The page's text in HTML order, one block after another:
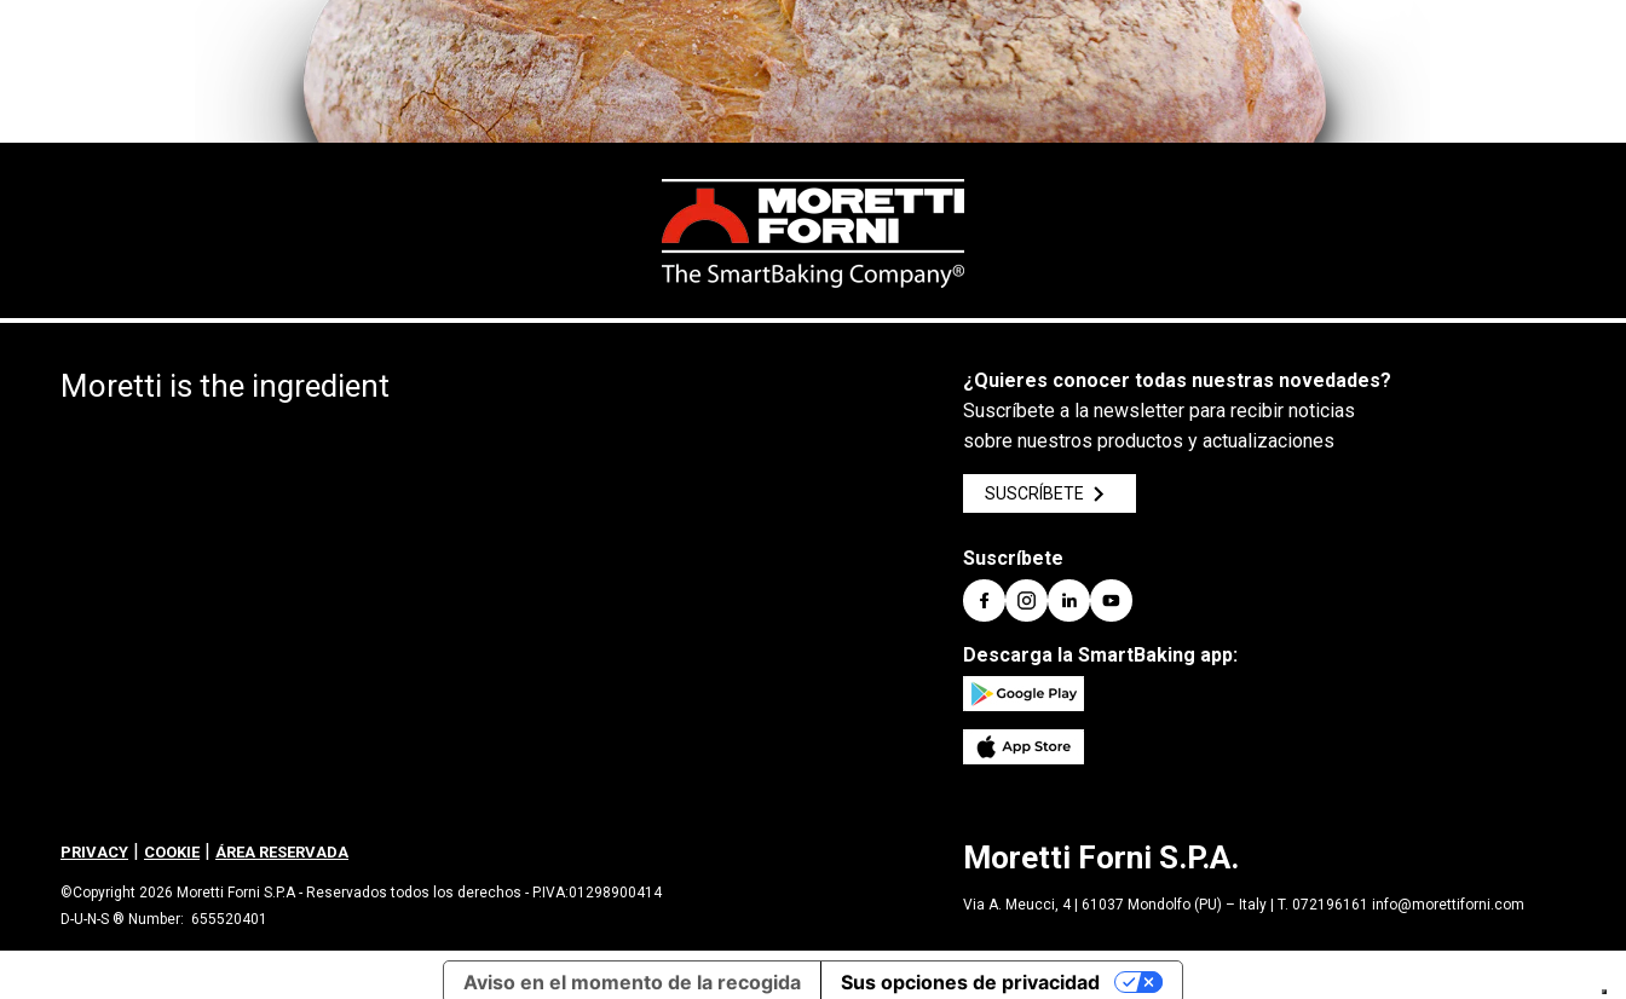
Moretti is the ingredient
¿Quieres conocer todas nuestras novedades?
Suscríbete a la newsletter para recibir noticias
sobre nuestros productos y actualizaciones
SUSCRÍBETE
Suscríbete
Descarga la SmartBaking app:
PRIVACY COOKIE ÁREA RESERVADA
©Copyright 2026 Moretti Forni S.P.A - Reservados todos los derechos - P.IVA:01298900414
D-U-N-S ® Number: 655520401
Moretti Forni S.P.A.
Via A. Meucci, 4 | 61037 Mondolfo (PU) – Italy | T. 072196161 info@morettiforni.com
Aviso en el momento de la recogida Sus opciones de privacidad